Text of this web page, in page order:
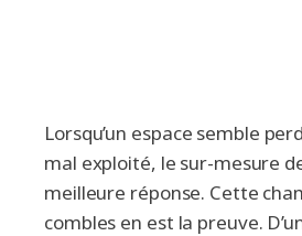
Lorsqu’un espace semble
mal exploité, le sur-mesure
meilleure réponse. Cette
combles en est la preuve.
Et si on optimisait votre